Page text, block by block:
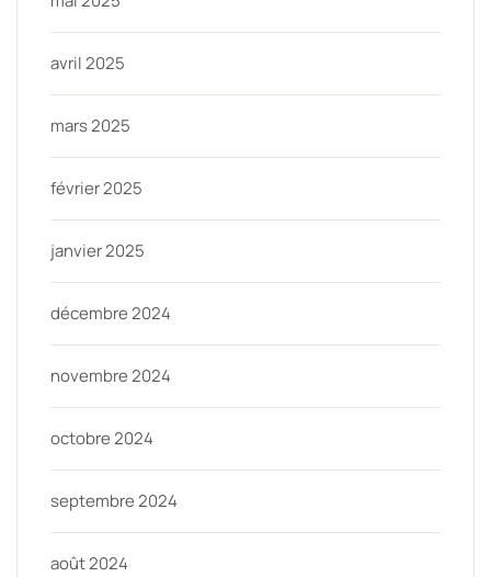
avril 2025
mars 2025
février 2025
janvier 2025
décembre 2024
novembre 2024
octobre 2024
septembre 2024
août 2024